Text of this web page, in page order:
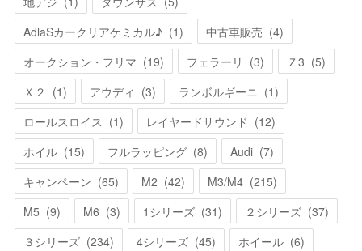
AdlaSカークリアケミカル♪ (1) 中古車販売 (4)
オークション・フリマ (19) フェラーリ (3) Ｚ3 (5)
Ｘ２ (1) アウディ (3) ランボルギーニ (1)
ロールスロイス (1) レイヤードサウンド (12)
ホイル (15) フルラッピング (8) Audi (7)
キャンペーン (65) M2 (42) M3/M4 (215)
M5 (9) M6 (3) 1シリーズ (31) ２シリーズ (37)
３シリーズ (234) 4シリーズ (45) ホイール (6)